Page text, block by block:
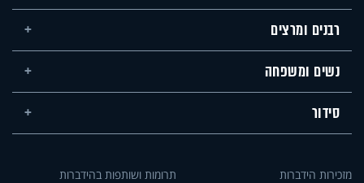
רבנים ומרצים
נשים ומשפחה
סידור
מזכירות הידברות תרומות ושותפות בהידברות